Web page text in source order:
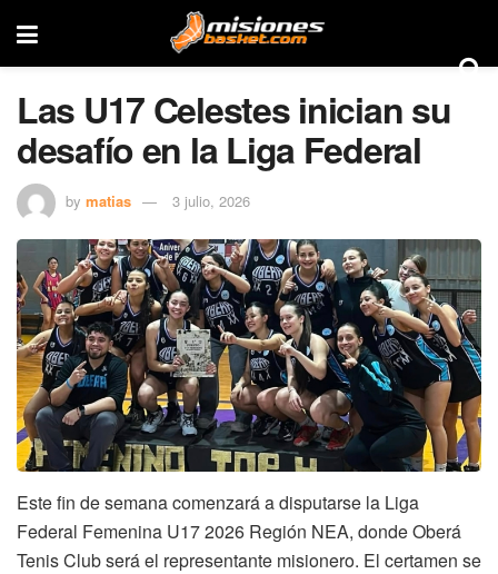
Las U17 Celestes inician su
desafío en la Liga Federal
by matias 3 julio, 2026
Este fin de semana comenzará a disputarse la Liga
Federal Femenina U17 2026 Región NEA, donde Oberá
Tenis Club será el representante misionero. El certamen se